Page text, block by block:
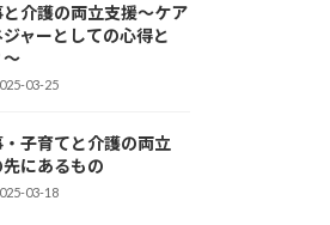
介護の両立支援～ケア
ジャーとしての心得と
～
03-25
子育てと介護の両立
先にあるもの
03-18